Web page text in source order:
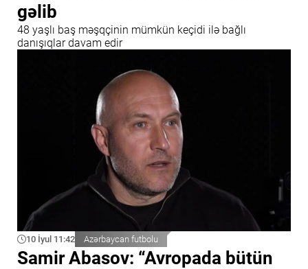
gəlib
48 yaşlı baş məşqçinin mümkün keçidi ilə bağlı
danışıqlar davam edir
10 İyul 11:42 Azərbaycan futbolu
Samir Abasov: “Avropada bütün